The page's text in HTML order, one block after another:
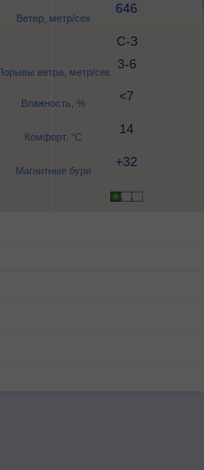
Ветер, метр/сек
ветра, метр/сек
Влажность, %
Комфорт, °C
Магнитные бури
646
С-З
3-6
<7
14
+32